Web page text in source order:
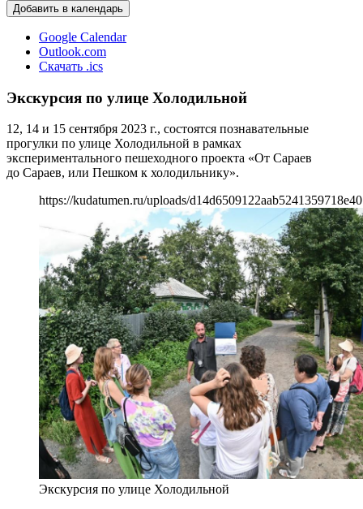
Добавить в календарь
Google Calendar
Outlook.com
Скачать .ics
Экскурсия по улице Холодильной
12, 14 и 15 сентября 2023 г., состоятся познавательные
прогулки по улице Холодильной в рамках
экспериментального пешеходного проекта «От Сараев
до Сараев, или Пешком к холодильнику».
https://kudatumen.ru/uploads/
Экскурсия по улице Холодильной